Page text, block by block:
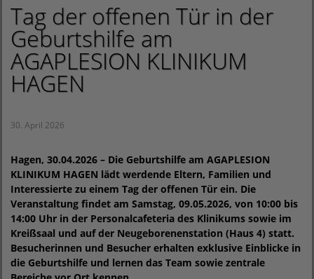
Tag der offenen Tür in der
Geburtshilfe am
AGAPLESION KLINIKUM
HAGEN
30. April 2026
Hagen, 30.04.2026 – Die Geburtshilfe am AGAPLESION
KLINIKUM HAGEN lädt werdende Eltern, Familien und
Interessierte zu einem Tag der offenen Tür ein. Die
Veranstaltung findet am Samstag, 09.05.2026, von 10:00 bis
14:00 Uhr in der Personalcafeteria des Klinikums sowie im
Kreißsaal und auf der Neugeborenenstation (Haus 4) statt.
Besucherinnen und Besucher erhalten exklusive Einblicke in
die Geburtshilfe und lernen das Team sowie zentrale